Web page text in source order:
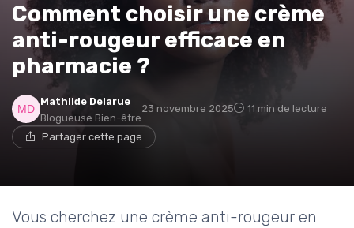
Comment choisir une crème
anti-rougeur efficace en
pharmacie ?
Mathilde Delarue
Blogueuse Bien-être
23 novembre 2025 11 min de lecture
Partager cette page
Vous cherchez une crème anti-rougeur en